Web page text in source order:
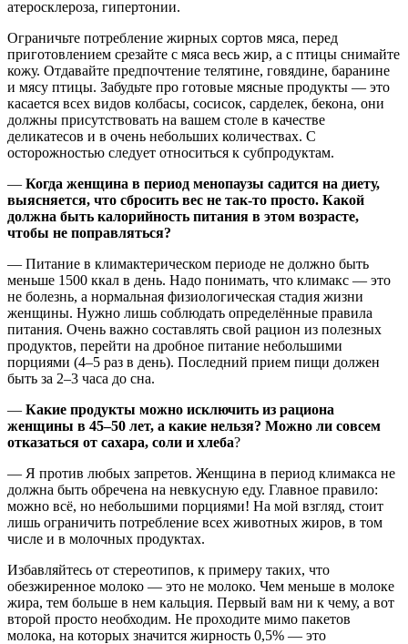
атеросклероза, гипертонии.
Ограничьте потребление жирных сортов мяса, перед
приготовлением срезайте с мяса весь жир, а с птицы снимайте
кожу. Отдавайте предпочтение телятине, говядине, баранине
и мясу птицы. Забудьте про готовые мясные продукты — это
касается всех видов колбасы, сосисок, сарделек, бекона, они
должны присутствовать на вашем столе в качестве
деликатесов и в очень небольших количествах. С
осторожностью следует относиться к субпродуктам.
— Когда женщина в период менопаузы садится на диету,
выясняется, что сбросить вес не так-то просто. Какой
должна быть калорийность питания в этом возрасте,
чтобы не поправляться?
— Питание в климактерическом периоде не должно быть
меньше 1500 ккал в день. Надо понимать, что климакс — это
не болезнь, а нормальная физиологическая стадия жизни
женщины. Нужно лишь соблюдать определённые правила
питания. Очень важно составлять свой рацион из полезных
продуктов, перейти на дробное питание небольшими
порциями (4–5 раз в день). Последний прием пищи должен
быть за 2–3 часа до сна.
— Какие продукты можно исключить из рациона
женщины в 45–50 лет, а какие нельзя? Можно ли совсем
отказаться от сахара, соли и хлеба?
— Я против любых запретов. Женщина в период климакса не
должна быть обречена на невкусную еду. Главное правило:
можно всё, но небольшими порциями! На мой взгляд, стоит
лишь ограничить потребление всех животных жиров, в том
числе и в молочных продуктах.
Избавляйтесь от стереотипов, к примеру таких, что
обезжиренное молоко — это не молоко. Чем меньше в молоке
жира, тем больше в нем кальция. Первый вам ни к чему, а вот
второй просто необходим. Не проходите мимо пакетов
молока, на которых значится жирность 0,5% — это